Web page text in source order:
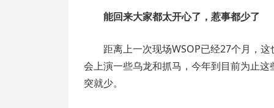
能回来大家都太开心了，惹事都少了
距离上一次现场WSOP已经27个月，
会上演一些乌龙和抓马，今年到目前为止
突就少。